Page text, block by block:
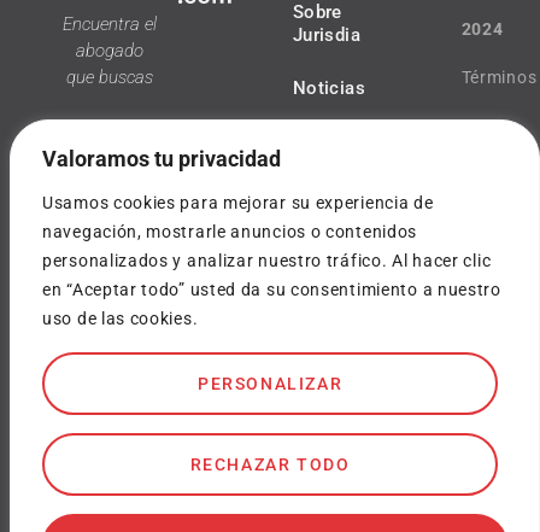
Valoramos tu privacidad
Usamos cookies para mejorar su experiencia de
navegación, mostrarle anuncios o contenidos
personalizados y analizar nuestro tráfico. Al hacer clic
en “Aceptar todo” usted da su consentimiento a nuestro
uso de las cookies.
PERSONALIZAR
RECHAZAR TODO
Encuentra el
abogado
que buscas
Sobre
Jurisdia
Noticias
¿Tienes
dudas?
2024
Términos
y
de
Cookies
Diseñado